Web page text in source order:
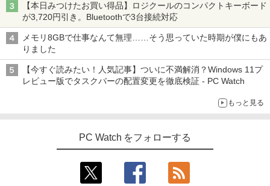
【本日みつけたお買い得品】ロジクールのコンパクトキーボード
が3,720円引き。Bluetoothで3台接続対応
メモリ8GBで仕事なんて無理……そう思っていた時期が僕にもあ
りました
【今すぐ読みたい！人気記事】ついに不満解消？Windows 11プ
レビュー版でタスクバーの配置変更を徹底検証 - PC Watch
もっと見る
PC Watch をフォローする